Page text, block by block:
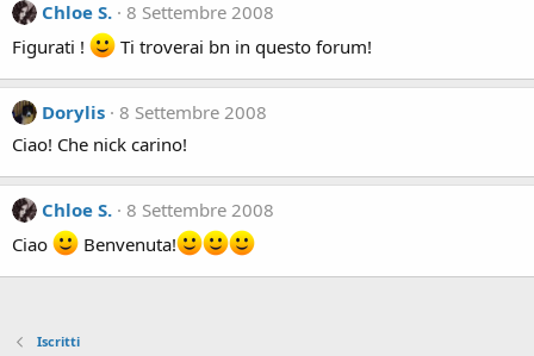
Chloe S. 8 Settembre 2008
Figurati !
Ti troverai bn in questo forum!
Dorylis 8 Settembre 2008
Ciao! Che nick carino!
Chloe S. 8 Settembre 2008
Ciao
Benvenuta!
Iscritti